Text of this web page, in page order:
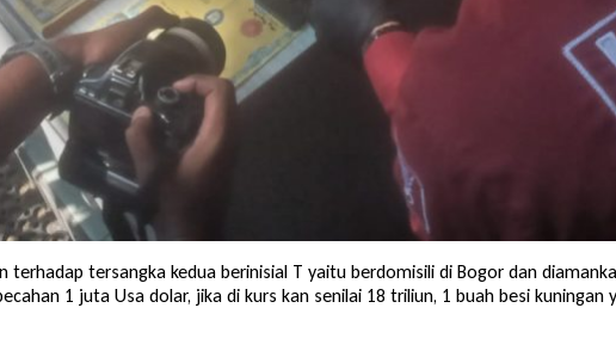
terhadap tersangka kedua berinisial T yaitu berdomisili di Bogor dan
1 juta Usa dolar, jika di kurs kan senilai 18 triliun, 1 buah besi kuningan